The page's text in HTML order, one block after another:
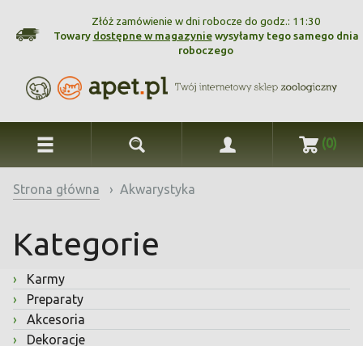
Złóż zamówienie w dni robocze do godz.: 11:30
Towary dostępne w magazyniewysyłamy tego samego dnia
roboczego
(0)
Strona główna › Akwarystyka
Kategorie
›
Karmy
›
Preparaty
›
Akcesoria
›
Dekoracje